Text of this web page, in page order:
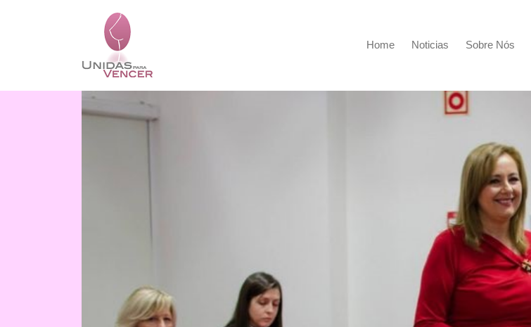
Home Noticias Sobre Nós